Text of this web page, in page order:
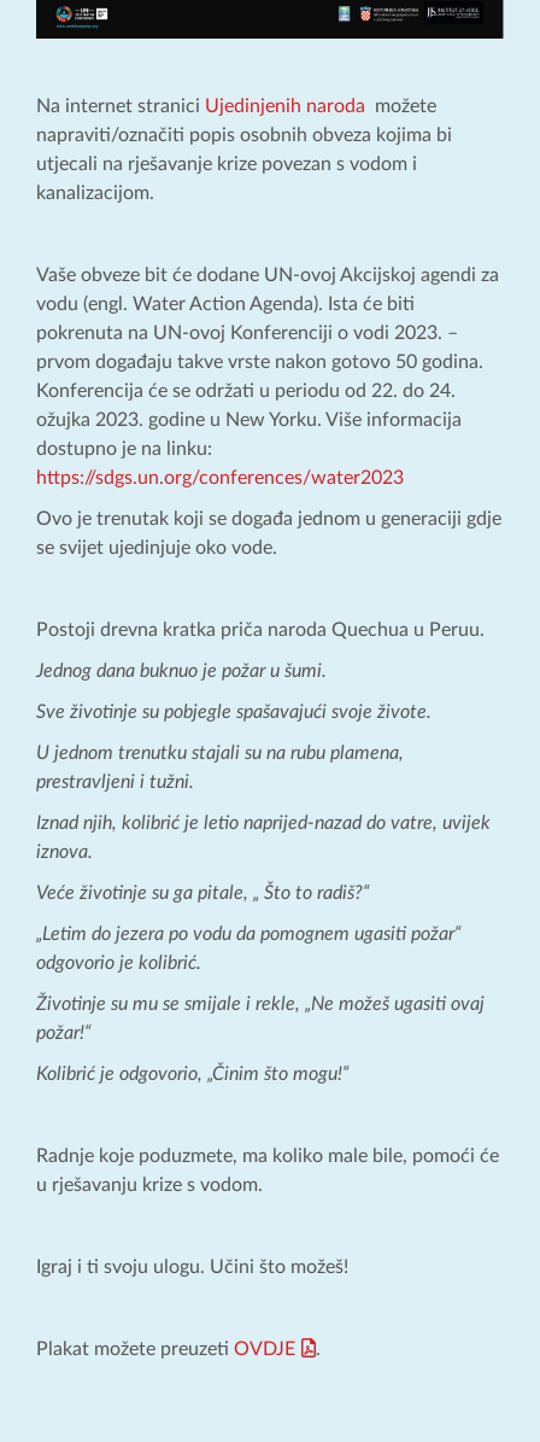
Na internet stranici Ujedinjenih naroda
možete
napraviti/označiti popis osobnih obveza kojima bi
utjecali na rješavanje krize povezan s vodom i
kanalizacijom.
Vaše obveze bit će dodane UN-ovoj Akcijskoj agendi za
vodu (engl. Water Action Agenda). Ista će biti
pokrenuta na UN-ovoj Konferenciji o vodi 2023. –
prvom događaju takve vrste nakon gotovo 50 godina.
Konferencija će se održati u periodu od 22. do 24.
ožujka 2023. godine u New Yorku. Više informacija
dostupno je na linku:
https://sdgs.un.org/conferences/water2023
Ovo je trenutak koji se događa jednom u generaciji gdje
se svijet ujedinjuje oko vode.
Postoji drevna kratka priča naroda Quechua u Peruu.
Jednog dana buknuo je požar u šumi.
Sve životinje su pobjegle spašavajući svoje živote.
U jednom trenutku stajali su na rubu plamena,
prestravljeni i tužni.
Iznad njih, kolibrić je letio naprijed-nazad do vatre, uvijek
iznova.
Veće životinje su ga pitale, „ Što to radiš?“
„Letim do jezera po vodu da pomognem ugasiti požar“
odgovorio je kolibrić.
Životinje su mu se smijale i rekle, „Ne možeš ugasiti ovaj
požar!“
Kolibrić je odgovorio, „Činim što mogu!“
Radnje koje poduzmete, ma koliko male bile, pomoći će
u rješavanju krize s vodom.
Igraj i ti svoju ulogu. Učini što možeš!
Plakat možete preuzeti OVDJE .